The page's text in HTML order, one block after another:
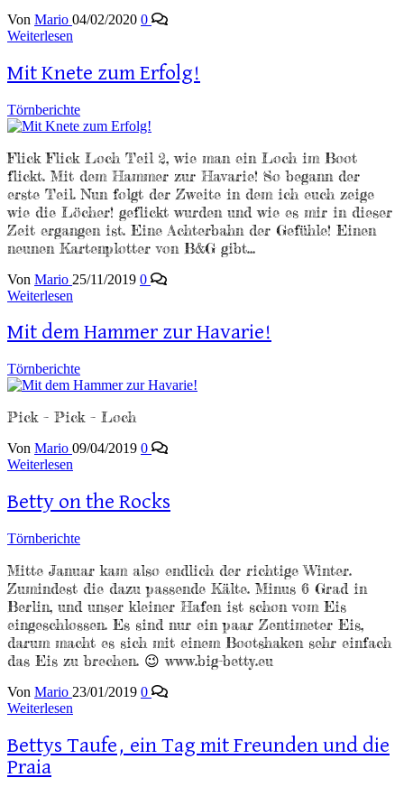
Von Mario 04/02/2020 0
Weiterlesen
Mit Knete zum Erfolg!
Törnberichte
Flick Flick Loch Teil 2, wie man ein Loch im Boot
flickt. Mit dem Hammer zur Havarie! So begann der
erste Teil. Nun folgt der Zweite in dem ich euch zeige
wie die Löcher! geflickt wurden und wie es mir in dieser
Zeit ergangen ist. Eine Achterbahn der Gefühle! Einen
neunen Kartenplotter von B&G gibt…
Von Mario 25/11/2019 0
Weiterlesen
Mit dem Hammer zur Havarie!
Törnberichte
Pick – Pick – Loch
Von Mario 09/04/2019 0
Weiterlesen
Betty on the Rocks
Törnberichte
Mitte Januar kam also endlich der richtige Winter.
Zumindest die dazu passende Kälte. Minus 6 Grad in
Berlin, und unser kleiner Hafen ist schon vom Eis
eingeschlossen. Es sind nur ein paar Zentimeter Eis,
darum macht es sich mit einem Bootshaken sehr einfach
das Eis zu brechen. 😉 www.big-betty.eu
Von Mario 23/01/2019 0
Weiterlesen
Bettys Taufe, ein Tag mit Freunden und die
Praia